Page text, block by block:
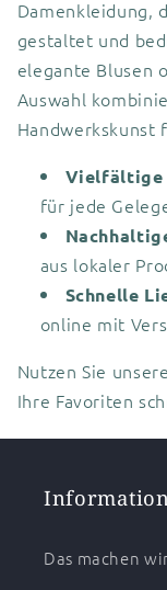
Damenkleidung,
gestaltet und
elegante Blusen
Auswahl
Handwerkskunst
Vielfältige
für jede
aus lokaler
Schnelle
online mit
Nutzen Sie
Ihre Favoriten
Das machen